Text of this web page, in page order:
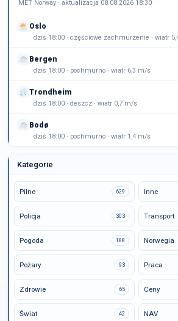
MET Norway · aktualizacja 08.08.2026 18:30
Oslo
dziś 18:00 · częściowe zachmurzenie · wiatr
Bergen
dziś 18:00 · pochmurno · wiatr 6,3 m/s
Trondheim
dziś 18:00 · deszcz · wiatr 0,7 m/s
Bodø
dziś 18:00 · pochmurno · wiatr 1,4 m/s
Kategorie
Pilne 629 Inne
Policja 303 Transport
Pogoda 188 Norwegia
Pożary 93 Praca
Zdrowie 65 Ceny
Świat 42 NAV